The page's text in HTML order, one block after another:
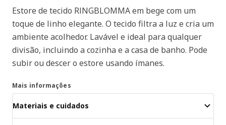
Estore de tecido RINGBLOMMA em bege com um
toque de linho elegante. O tecido filtra a luz e cria um
ambiente acolhedor. Lavável e ideal para qualquer
divisão, incluindo a cozinha e a casa de banho. Pode
subir ou descer o estore usando ímanes.
Mais informações
Materiais e cuidados